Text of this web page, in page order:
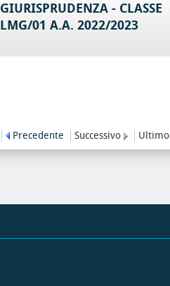
GIURISPRUDENZA - CLASSE
LMG/01 A.A. 2022/2023
Precedente Successivo Ultimo